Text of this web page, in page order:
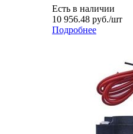
Есть в наличии
10 956.48 руб./шт
Подробнее